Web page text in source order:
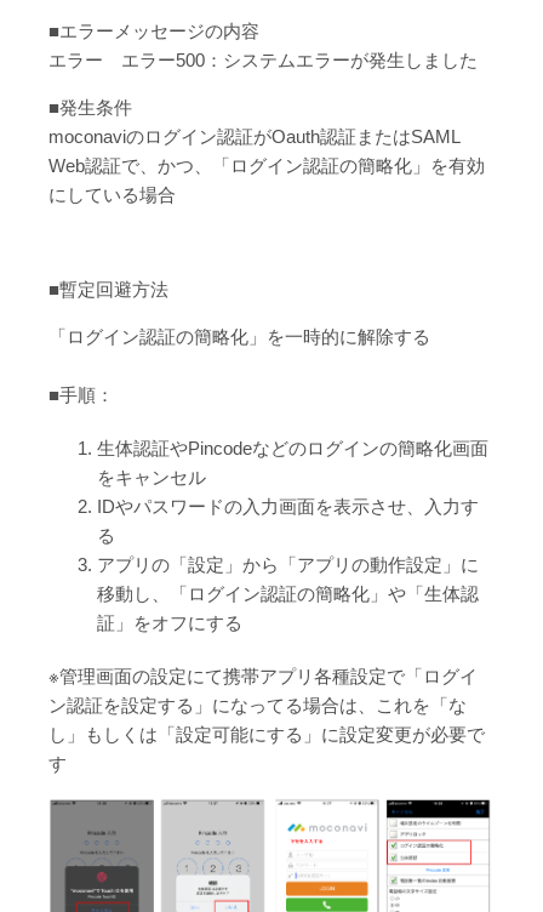
■エラーメッセージの内容
エラー エラー500：システムエラーが発生しました
■発生条件
moconaviのログイン認証がOauth認証またはSAML
Web認証で、かつ、「ログイン認証の簡略化」を有効
にしている場合
■暫定回避方法
「ログイン認証の簡略化」を一時的に解除する
■手順：
生体認証やPincodeなどのログインの簡略化画面
をキャンセル
IDやパスワードの入力画面を表示させ、入力す
る
アプリの「設定」から「アプリの動作設定」に
移動し、「ログイン認証の簡略化」や「生体認
証」をオフにする
※管理画面の設定にて携帯アプリ各種設定で「ログイ
ン認証を設定する」になってる場合は、これを「な
し」もしくは「設定可能にする」に設定変更が必要で
す